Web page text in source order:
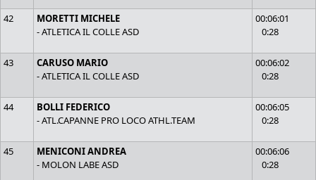
42
MORETTI MICHELE
- ATLETICA IL COLLE ASD
00:06:01
0:28
43
CARUSO MARIO
- ATLETICA IL COLLE ASD
00:06:02
0:28
44
BOLLI FEDERICO
- ATL.CAPANNE PRO LOCO ATHL.TEAM
00:06:05
0:28
45
MENICONI ANDREA
- MOLON LABE ASD
00:06:06
0:28